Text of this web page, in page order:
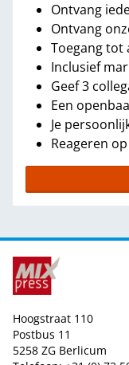
Ontvang
Ontvang
Toegang tot
Inclusief
Geef 3
Een
Je
Reageren
Hoogstraat 110
Postbus 11
5258 ZG Berlicum